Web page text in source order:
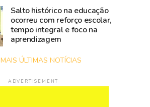
Salto histórico na educação
ocorreu com reforço escolar,
tempo integral e foco na
aprendizagem
MAIS ÚLTIMAS NOTÍCIAS
ADVERTISEMENT